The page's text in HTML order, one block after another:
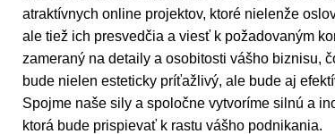
atraktívnych online projektov, ktoré nielenže
ale tiež ich presvedčia a viesť k požadovaným
zameraný na detaily a osobitosti vášho biznisu,
bude nielen esteticky príťažlivý, ale bude aj
Spojme naše sily a spoločne vytvoríme silnú a
ktorá bude prispievať k rastu vášho podnikania.